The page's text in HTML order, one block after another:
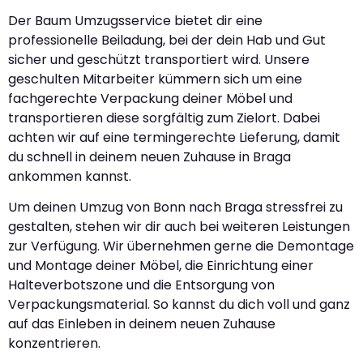
Der Baum Umzugsservice bietet dir eine
professionelle Beiladung, bei der dein Hab und Gut
sicher und geschützt transportiert wird. Unsere
geschulten Mitarbeiter kümmern sich um eine
fachgerechte Verpackung deiner Möbel und
transportieren diese sorgfältig zum Zielort. Dabei
achten wir auf eine termingerechte Lieferung, damit
du schnell in deinem neuen Zuhause in Braga
ankommen kannst.
Um deinen Umzug von Bonn nach Braga stressfrei zu
gestalten, stehen wir dir auch bei weiteren Leistungen
zur Verfügung. Wir übernehmen gerne die Demontage
und Montage deiner Möbel, die Einrichtung einer
Halteverbotszone und die Entsorgung von
Verpackungsmaterial. So kannst du dich voll und ganz
auf das Einleben in deinem neuen Zuhause
konzentrieren.